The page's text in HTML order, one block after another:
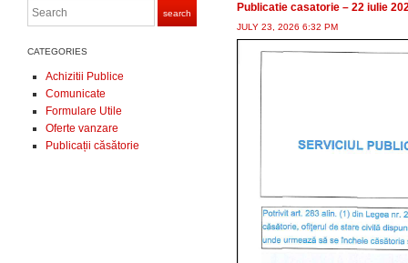
Search search
CATEGORIES
Achizitii Publice
Comunicate
Formulare Utile
Oferte vanzare
Publicații căsătorie
Publicatie casatorie – 22 iulie
JULY 23, 2026 6:32 PM